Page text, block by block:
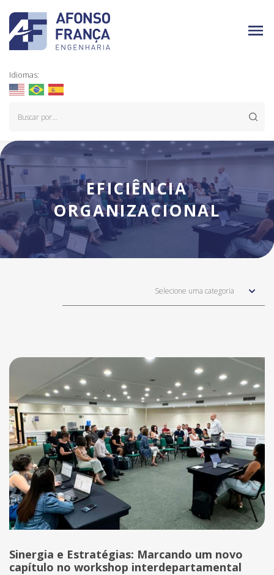
Idiomas:
EFICIÊNCIA
ORGANIZACIONAL
Selecione uma categoria
Sinergia e Estratégias: Marcando um novo
capítulo no workshop interdepartamental